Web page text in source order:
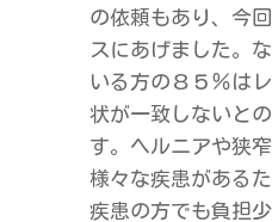
の依頼もあり、今
スにあげました。
いる方の８５％は
状が一致しないと
す。ヘルニアや狭
様々な疾患がある
疾患の方でも負担